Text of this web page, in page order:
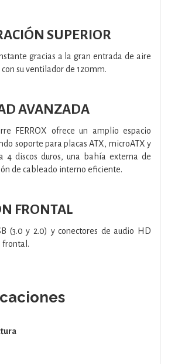
SUPERIOR
gracias a la gran entrada de aire
su ventilador de 120mm.
AVANZADA
FERROX ofrece un amplio espacio
soporte para placas ATX, microATX y
4 discos duros, una bahía externa de
de cableado interno eficiente.
FRONTAL
(3.0 y 2.0) y conectores de audio HD
frontal.